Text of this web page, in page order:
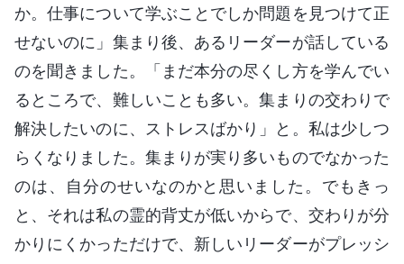
か。仕事について学ぶことでしか問題を見つけて正
せないのに」集まり後、あるリーダーが話している
のを聞きました。「まだ本分の尽くし方を学んでい
るところで、難しいことも多い。集まりの交わりで
解決したいのに、ストレスばかり」と。私は少しつ
らくなりました。集まりが実り多いものでなかった
のは、自分のせいなのかと思いました。でもきっ
と、それは私の霊的背丈が低いからで、交わりが分
かりにくかっただけで、新しいリーダーがプレッシ